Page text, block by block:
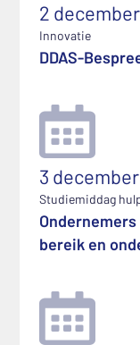
2 december
Innovatie
DDAS-
3 december
Studiemiddag
bereik en